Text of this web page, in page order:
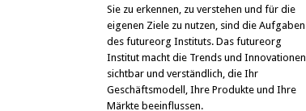
Sie zu erkennen, zu verstehen und für die
eigenen Ziele zu nutzen, sind die Aufgaben
des futureorg Instituts. Das futureorg
Institut macht die Trends und Innovationen
sichtbar und verständlich, die Ihr
Geschäftsmodell, Ihre Produkte und Ihre
Märkte beeinflussen.